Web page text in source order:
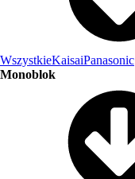
WszystkieKaisaiPanasonic
Monoblok